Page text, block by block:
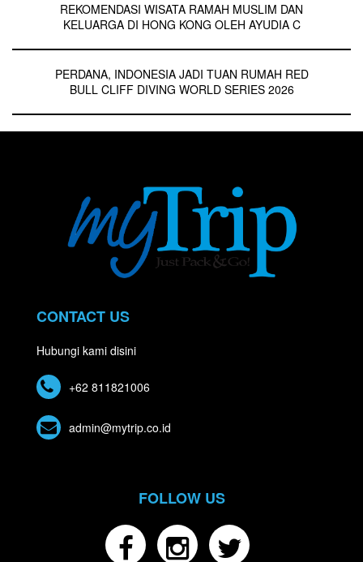
REKOMENDASI WISATA RAMAH MUSLIM DAN
KELUARGA DI HONG KONG OLEH AYUDIA C
PERDANA, INDONESIA JADI TUAN RUMAH RED
BULL CLIFF DIVING WORLD SERIES 2026
CONTACT US
Hubungi kami disini
+62 811821006
admin@mytrip.co.id
FOLLOW US